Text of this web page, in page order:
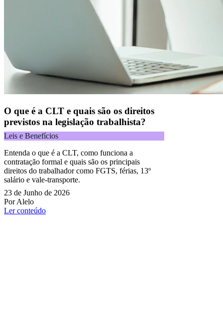
O que é a CLT e quais são os direitos
previstos na legislação trabalhista?
Leis e Benefícios
Entenda o que é a CLT, como funciona a
contratação formal e quais são os principais
direitos do trabalhador como FGTS, férias, 13º
salário e vale-transporte.
23 de Junho de 2026
Por Alelo
Ler conteúdo